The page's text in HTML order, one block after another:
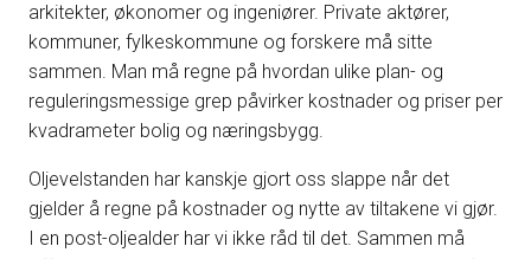
arkitekter, økonomer og ingeniører. Private aktører,
kommuner, fylkeskommune og forskere må sitte
sammen. Man må regne på hvordan ulike plan- og
reguleringsmessige grep påvirker kostnader og priser per
kvadrameter bolig og næringsbygg.
Oljevelstanden har kanskje gjort oss slappe når det
gjelder å regne på kostnader og nytte av tiltakene vi gjør.
I en post-oljealder har vi ikke råd til det. Sammen må